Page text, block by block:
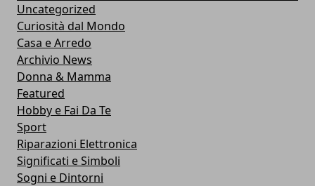
Uncategorized
Curiosità dal Mondo
Casa e Arredo
Archivio News
Donna & Mamma
Featured
Hobby e Fai Da Te
Sport
Riparazioni Elettronica
Significati e Simboli
Sogni e Dintorni